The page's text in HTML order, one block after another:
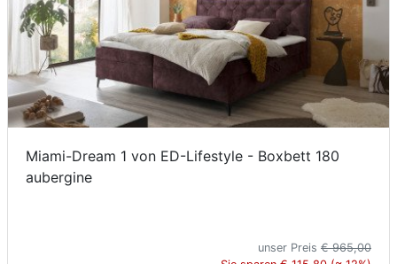
Miami-Dream 1 von ED-Lifestyle - Boxbett 180
aubergine
unser Preis € 965,00